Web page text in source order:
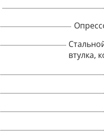
втулка,